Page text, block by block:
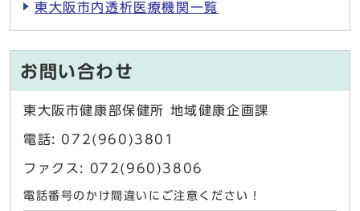
東大阪市内透析医療機関一覧
お問い合わせ
東大阪市健康部保健所 地域健康企画課
電話: 072(960)3801
ファクス: 072(960)3806
電話番号のかけ間違いにご注意ください！